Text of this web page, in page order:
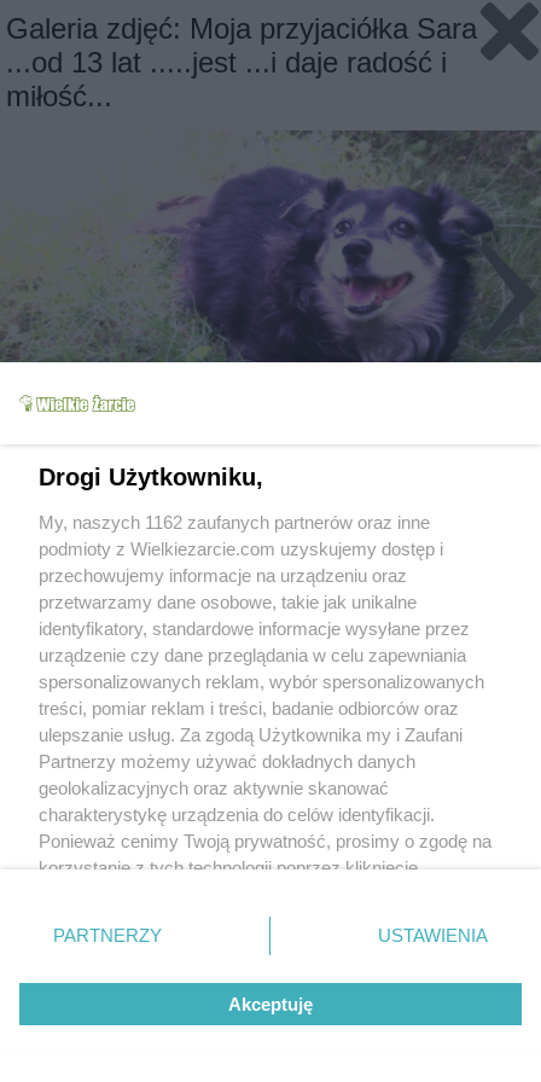
Galeria zdjęć: Moja przyjaciółka Sara
...od 13 lat .....jest ...i daje radość i
miłość...
Slajd 1/5
Drogi Użytkowniku,
My, naszych 1162 zaufanych partnerów oraz inne
podmioty z Wielkiezarcie.com uzyskujemy dostęp i
przechowujemy informacje na urządzeniu oraz
przetwarzamy dane osobowe, takie jak unikalne
identyfikatory, standardowe informacje wysyłane przez
urządzenie czy dane przeglądania w celu zapewniania
spersonalizowanych reklam, wybór spersonalizowanych
treści, pomiar reklam i treści, badanie odbiorców oraz
ulepszanie usług. Za zgodą Użytkownika my i Zaufani
Partnerzy możemy używać dokładnych danych
geolokalizacyjnych oraz aktywnie skanować
charakterystykę urządzenia do celów identyfikacji.
Ponieważ cenimy Twoją prywatność, prosimy o zgodę na
korzystanie z tych technologii poprzez kliknięcie
zmienić/wycofać klikając przycisk ustawień prywatności
znajdujący się w lewym dolnym rogu strony
rodzaje przetwarzania danych nie wymagają zgody
użytkownika, ale masz prawo sprzeciwić się takiemu
przetwarzaniu. Preferencje będą miały zastosowania tylko
PARTNERZY USTAWIENIA
Akceptuję